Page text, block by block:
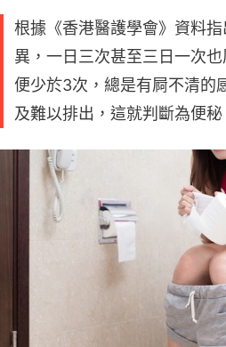
根據《香港醫護學會》資料
異，一日三次甚至三日一次
便少於3次，總是有屙不清的
及難以排出，這就判斷為便秘